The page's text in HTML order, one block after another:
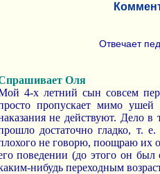
Отвечает
Оля
4-х летний сын совсем
пропускает мимо
не действуют. Дело в
достаточно гладко, т.
не говорю, поощраю их
поведении (до этого он
нибудь переходным